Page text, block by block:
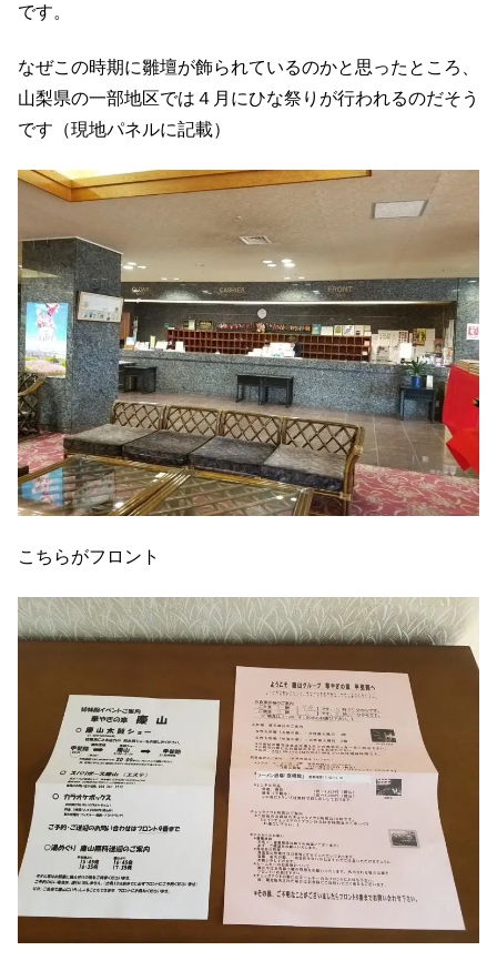
です。
なぜこの時期に雛壇が飾られているのかと思ったところ、
山梨県の一部地区では４月にひな祭りが行われるのだそう
です（現地パネルに記載）
こちらがフロント